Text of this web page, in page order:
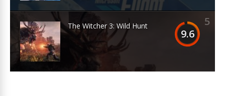
5
9.6
The Witcher 3: Wild Hunt